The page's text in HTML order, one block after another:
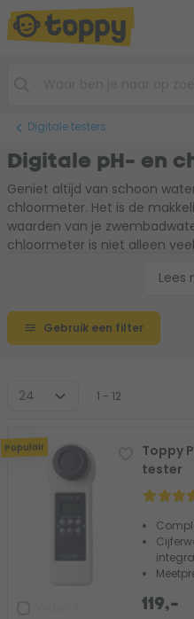
Digitale testers
Digitale pH- en
Geniet altijd van schoon
chloormeter. Het is de
waarden van je
chloormeter is niet alleen
gebruiksvriendelijk. Alles is
dan worden alle waarden
dat je zwembadwater schoon
Lees
Gebruik een filter
1 - 12
Populair
Toppy
tester
119,-